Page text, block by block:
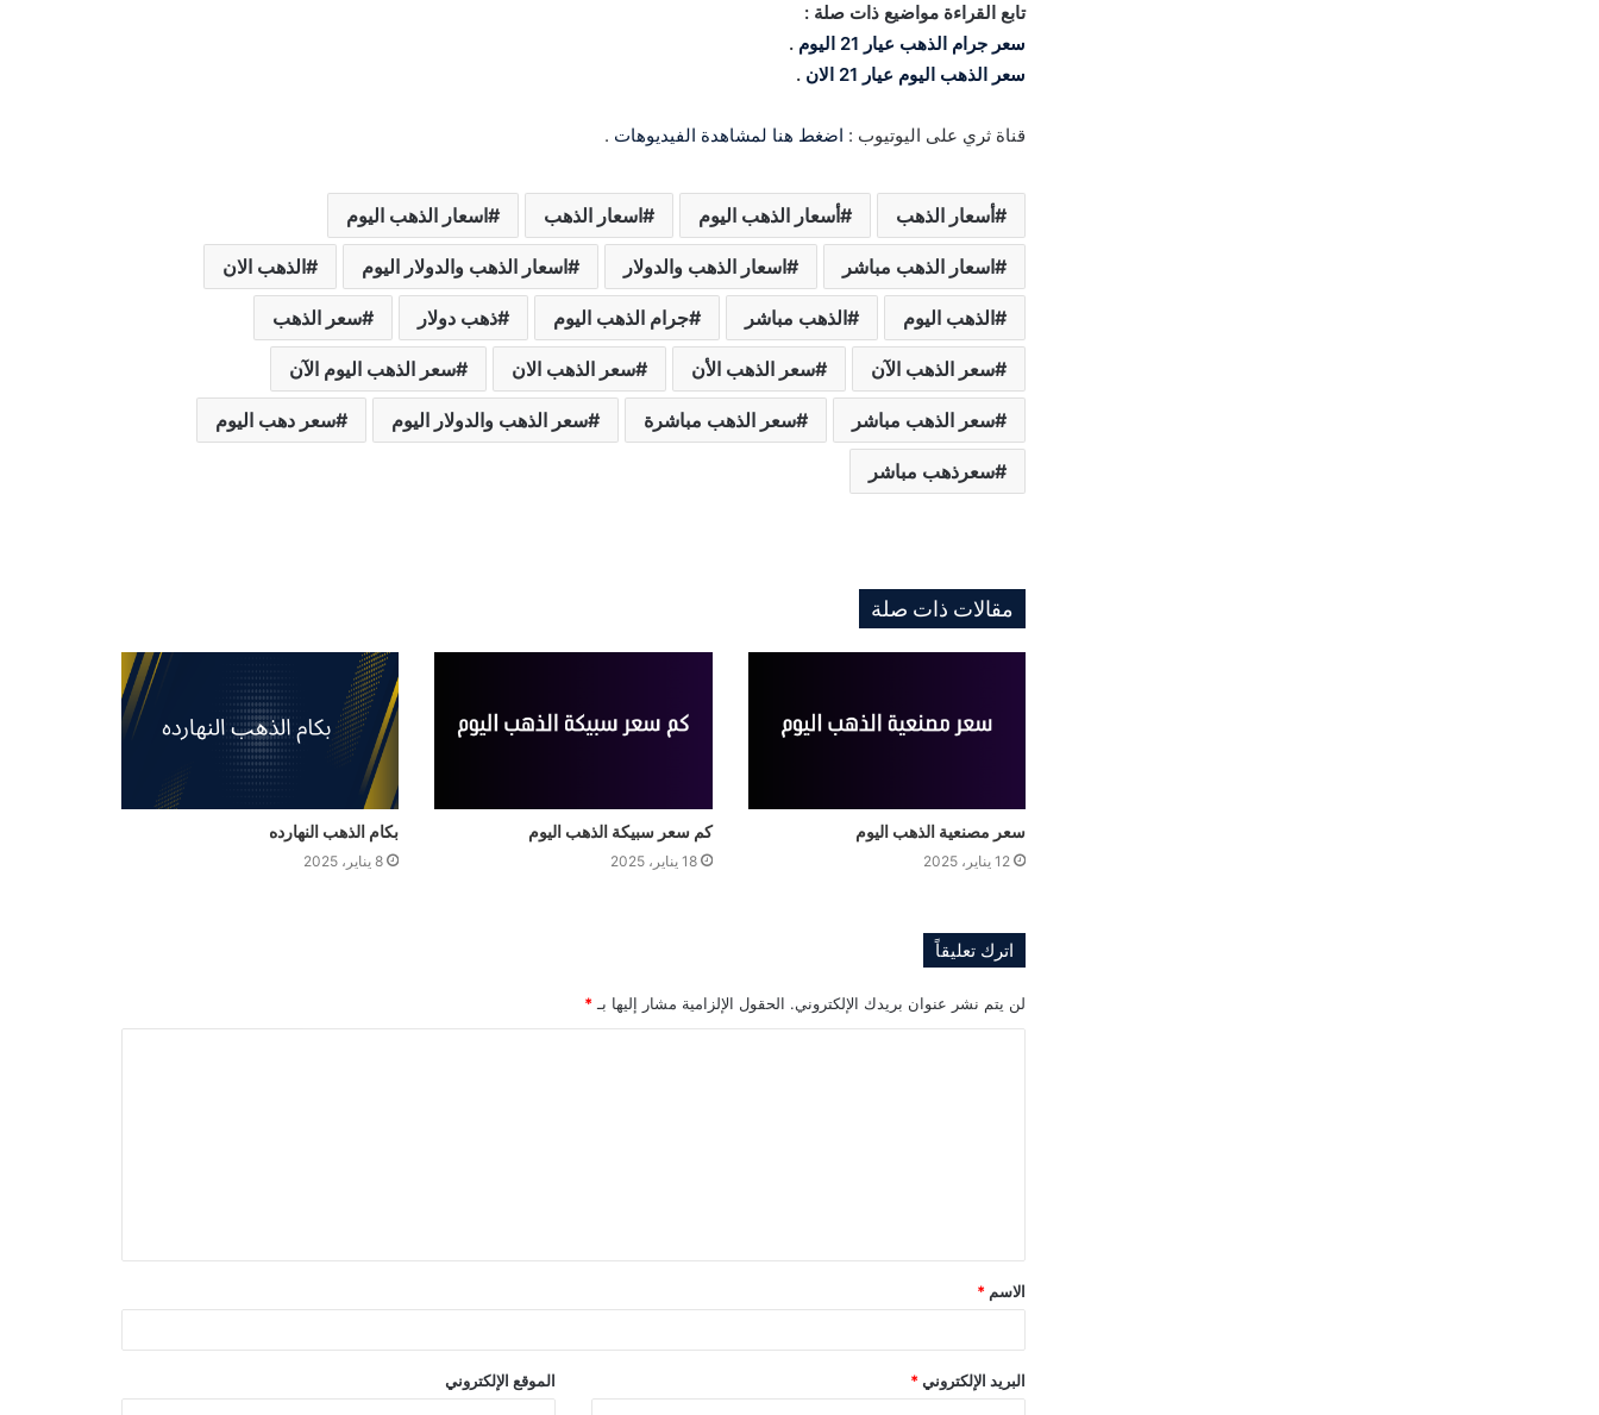
تابع القراءة مواضيع ذات صلة :
سعر جرام الذهب عيار 21 اليوم
.
سعر الذهب اليوم عيار 21 الان
.
قناة ثري على اليوتيوب : اضغط هنا لمشاهدة الفيديوهات .
أسعار الذهب أسعار الذهب اليوم اسعار الذهب اسعار الذهب اليوم
اسعار الذهب مباشر اسعار الذهب والدولار اسعار الذهب والدولار اليوم الذهب الان
الذهب اليوم الذهب مباشر جرام الذهب اليوم ذهب دولار سعر الذهب
سعر الذهب الآن سعر الذهب الأن سعر الذهب الان سعر الذهب اليوم الآن
سعر الذهب مباشر سعر الذهب مباشرة سعر الذهب والدولار اليوم سعر دهب اليوم
سعرذهب مباشر
مقالات ذات صلة
سعر مصنعية الذهب اليوم
12 يناير، 2025
كم سعر سبيكة الذهب اليوم
18 يناير، 2025
بكام الذهب النهارده
8 يناير، 2025
اترك تعليقاً
لن يتم نشر عنوان بريدك الإلكتروني. الحقول الإلزامية مشار إليها بـ *
ق
*
الاسم *
البريد الإلكتروني * الموقع الإلكتروني